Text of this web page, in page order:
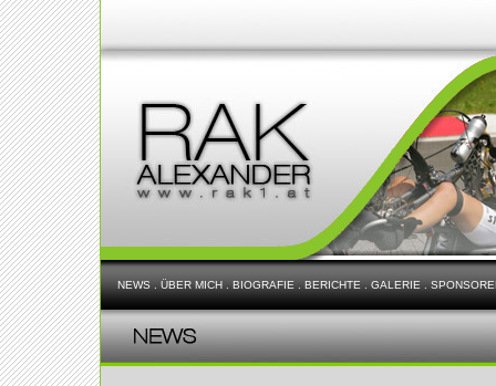
NEWS ÜBER MICH BIOGRAFIE BERICHTE GALERIE